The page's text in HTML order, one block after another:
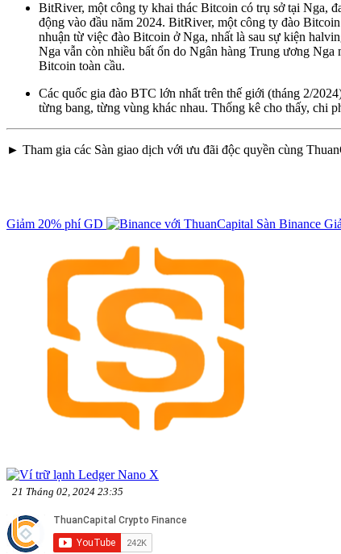
BitRiver, một công ty khai thác Bitcoin có trụ sở tại Nga,
động vào đầu năm 2024. BitRiver, một công ty đào
nhuận từ việc đào Bitcoin ở Nga, nhất là sau sự kiện
Nga vẫn còn nhiều bất ổn do Ngân hàng Trung ương Nga
Bitcoin toàn cầu.
Các quốc gia đào BTC lớn nhất trên thế giới (tháng 2/
từng bang, từng vùng khác nhau. Thống kê cho thấy, chi
► Tham gia các Sàn giao dịch với ưu đãi độc quyền cùng
Giảm 20% phí GD Sàn Binance
21 Tháng 02, 2024 23:35